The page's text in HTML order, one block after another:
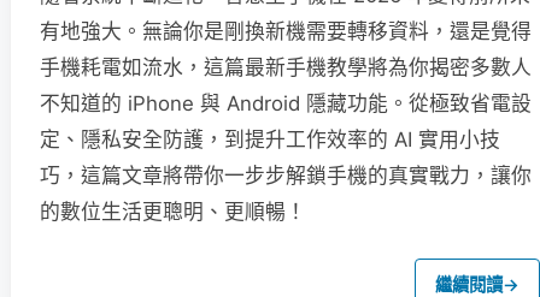
有地強大。無論你是剛換新機需要轉移資料，還是覺得
手機耗電如流水，這篇最新手機教學將為你揭密多數人
不知道的 iPhone 與 Android 隱藏功能。從極致省電設
定、隱私安全防護，到提升工作效率的 AI 實用小技
巧，這篇文章將帶你一步步解鎖手機的真實戰力，讓你
的數位生活更聰明、更順暢！
繼續閱讀→